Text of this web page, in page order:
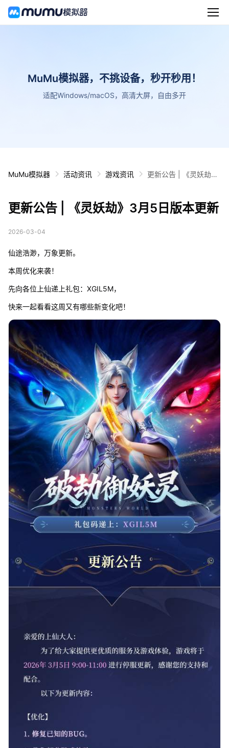
MuMu模拟器，不挑设备，秒开秒用！
适配Windows/macOS，高清大屏，自由多开
MuMu模拟器 活动资讯 游戏资讯
更新公告 | 《灵妖劫》
更新公告 | 《灵妖劫》3月5日版本更新
2026-03-04
仙途浩渺，万象更新。
本周优化来袭！
先向各位上仙递上礼包：XGIL5M，
快来一起看看这周又有哪些新变化吧！